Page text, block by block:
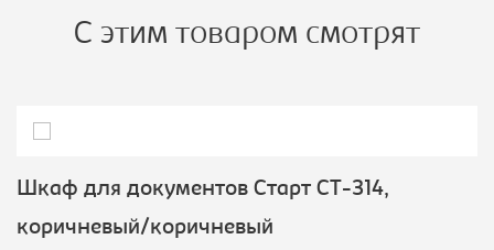
С этим товаром смотрят
Шкаф для документов Старт СТ-314,
коричневый/коричневый